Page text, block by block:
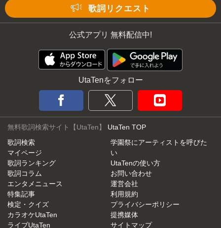
歌詞リクエスト
公式アプリ 無料配信中!
UtaTenをフォロー
無料歌詞検索サイト【UtaTen】 UtaTen TOP
歌詞検索
マイページ
歌詞ランキング
歌詞コラム
エンタメニュース
特集記事
検定・クイズ
カラオケUtaTen
ライブUtaTen
学園祭にアーティストを呼びた
い
UtaTenの使い方
お問い合わせ
運営会社
利用規約
プライバシーポリシー
提携媒体
サイトマップ